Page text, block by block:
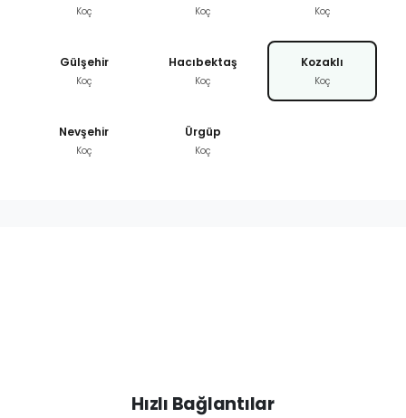
Koç Koç Koç
Gülşehir
Koç
Hacıbektaş
Koç
Kozaklı
Koç
Nevşehir
Koç
Ürgüp
Koç
Hızlı Bağlantılar